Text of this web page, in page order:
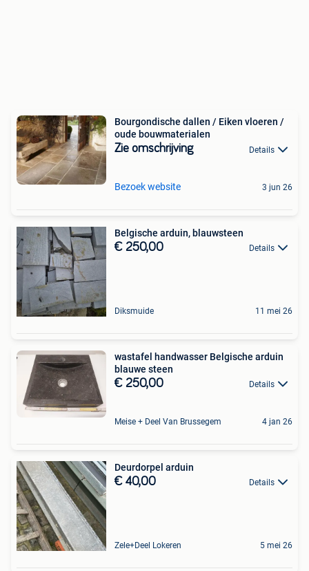
Bourgondische dallen / Eiken vloeren /
oude bouwmaterialen
Zie omschrijving Details
Bezoek website 3 jun 26
Belgische arduin, blauwsteen
€ 250,00 Details
Diksmuide 11 mei 26
wastafel handwasser Belgische arduin
blauwe steen
€ 250,00 Details
Meise + Deel Van Brussegem 4 jan 26
Deurdorpel arduin
€ 40,00 Details
Zele+Deel Lokeren 5 mei 26